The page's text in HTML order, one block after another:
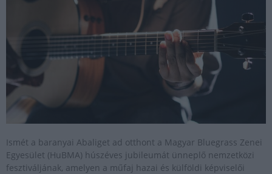
Ismét a baranyai Abaliget ad otthont a Magyar Bluegrass Zenei
Egyesület (HuBMA) húszéves jubileumát ünneplő nemzetközi
fesztiváljának, amelyen a műfaj hazai és külföldi képviselői